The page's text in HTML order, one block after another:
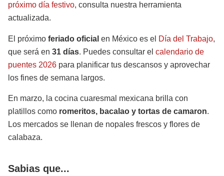
próximo día festivo, consulta nuestra herramienta
actualizada.
El próximo feriado oficial en México es el Día del Trabajo,
que será en 31 días. Puedes consultar el calendario de
puentes 2026 para planificar tus descansos y aprovechar
los fines de semana largos.
En marzo, la cocina cuaresmal mexicana brilla con
platillos como romeritos, bacalao y tortas de camaron.
Los mercados se llenan de nopales frescos y flores de
calabaza.
Sabias que...